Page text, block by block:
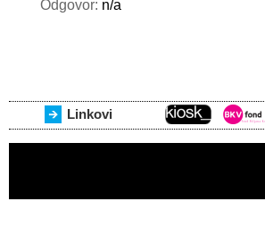
Odgovor: n/a
Linkovi